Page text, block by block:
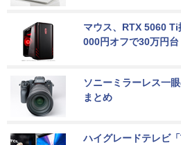
マウス、RTX 5060
000円オフで30万円台
ソニーミラーレス一
まとめ
ハイグレードテレビ